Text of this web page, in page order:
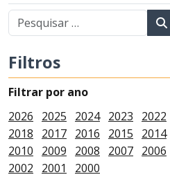
Filtros
Filtrar por ano
2026
2025 2024 2023 2022
2018
2017 2016 2015 2014
2010
2009 2008 2007 2006
2002
2001 2000